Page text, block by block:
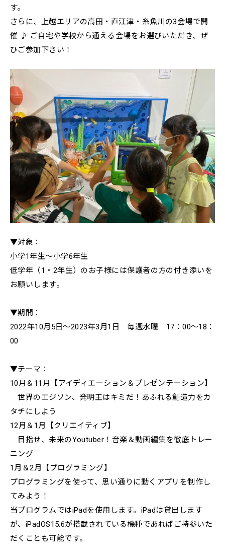
す。
さらに、上越エリアの高田・直江津・糸魚川の3会場で開
催 ♪ ご自宅や学校から通える会場をお選びいただき、ぜ
ひご参加下さい！
▼対象：
小学1年生〜小学6年生
低学年（1・2年生）のお子様には保護者の方の付き添いを
お願いします。
▼期間：
2022年10月5日〜2023年3月1日 毎週水曜 17：00〜18：
00​
▼テーマ：
10月＆11月【アイディエーション＆プレゼンテーション】
世界のエジソン、発明王はキミだ！あふれる創造力をカ
タチにしよう
12月＆1月【クリエイティブ】
目指せ、未来のYoutuber！音楽＆動画編集を徹底トレー
ニング
1月＆2月【プログラミング】
プログラミングを使って、思い通りに動くアプリを制作し
てみよう！
当プログラムではiPadを​​使用します。iPadは貸出します
が、iPadOS15.6が搭載されている機種であればご持参いた
だくことも可能です。